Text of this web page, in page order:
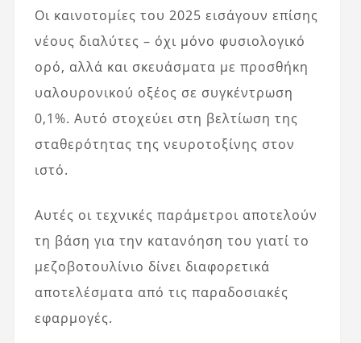
Οι καινοτομίες του 2025 εισάγουν επίσης
νέους διαλύτες – όχι μόνο φυσιολογικό
ορό, αλλά και σκευάσματα με προσθήκη
υαλουρονικού οξέος σε συγκέντρωση
0,1%. Αυτό στοχεύει στη βελτίωση της
σταθερότητας της νευροτοξίνης στον
ιστό.
Αυτές οι τεχνικές παράμετροι αποτελούν
τη βάση για την κατανόηση του γιατί το
μεζοβοτουλίνιο δίνει διαφορετικά
αποτελέσματα από τις παραδοσιακές
εφαρμογές.